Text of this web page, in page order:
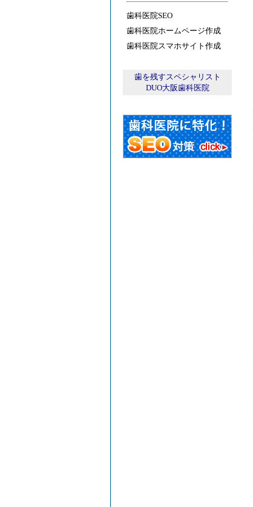
歯科医院SEO
歯科医院ホームページ作成
歯科医院スマホサイト作成
歯を残すスペシャリスト
DUO大阪歯科医院